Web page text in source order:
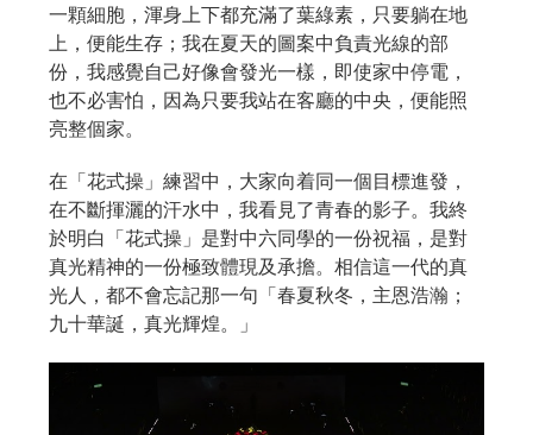
一顆細胞，渾身上下都充滿了葉綠素，只要躺在地
上，便能生存；我在夏天的圖案中負責光線的部
份，我感覺自己好像會發光一樣，即使家中停電，
也不必害怕，因為只要我站在客廳的中央，便能照
亮整個家。
在「花式操」練習中，大家向着同一個目標進發，
在不斷揮灑的汗水中，我看見了青春的影子。我終
於明白「花式操」是對中六同學的一份祝福，是對
真光精神的一份極致體現及承擔。相信這一代的真
光人，都不會忘記那一句「春夏秋冬，主恩浩瀚；
九十華誕，真光輝煌。」